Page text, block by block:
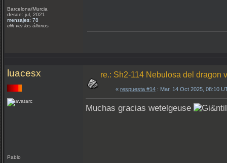
Barcelona/Murcia
desde: jul, 2021
mensajes: 78
clik ver los últimos
luacesx
Pablo
re.: Sh2-114 Nebulosa del dragon
« respuesta #14 : Mar, 14 Oct 2025, 08:10
Muchas gracias wetelgeuse